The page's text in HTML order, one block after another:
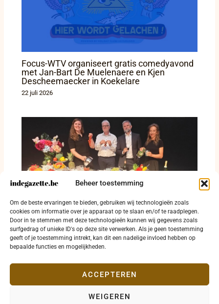
Beheer toestemming
Om de beste ervaringen te bieden, gebruiken wij technologieën zoals
cookies om informatie over je apparaat op te slaan en/of te raadplegen.
Door in te stemmen met deze technologieën kunnen wij gegevens zoals
surfgedrag of unieke ID's op deze site verwerken. Als je geen toestemming
geeft of je toestemming intrekt, kan dit een nadelige invloed hebben op
bepaalde functies en mogelijkheden.
ACCEPTEREN
WEIGEREN
Focus-WTV organiseert gratis comedyavond
met Jan-Bart De Muelenaere en Kjen
Descheemaecker in Koekelare
22 juli 2026
Diksmuide zet cultuurjaar op gang met
goesting en stevige investeringen
6 juni 2026